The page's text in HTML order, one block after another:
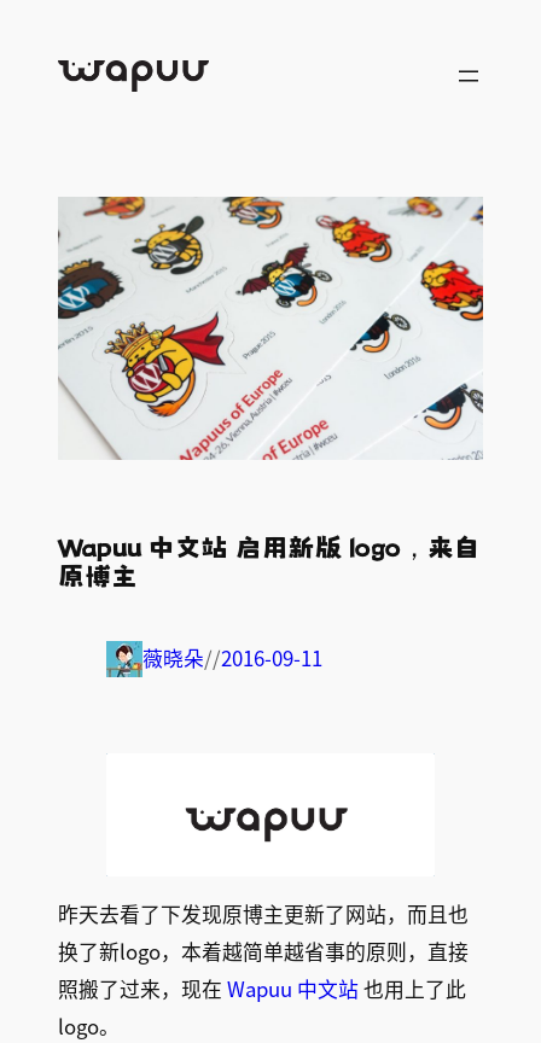
Wapuu 中文站 启用新版 logo，来自
原博主
薇晓朵//2016-09-11
昨天去看了下发现原博主更新了网站，而且也
换了新logo，本着越简单越省事的原则，直接
照搬了过来，现在 Wapuu 中文站也用上了此
logo。